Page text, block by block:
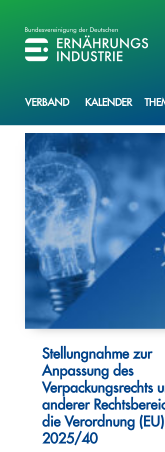
BVE
BUNDESVEREINIGUNG DER ERNÄHRUNGSINDUSTRIE
VERBAND KALENDER
Stellungnahme zur
Anpassung des
Verpackungsrechts
anderer
die Verordnung (EU)
2025/40